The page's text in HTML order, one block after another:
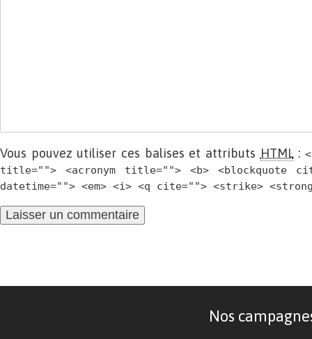
Vous pouvez utiliser ces balises et attributs HTML:
title=""> <acronym title=""> <b> <blockquote
datetime=""> <em> <i> <q cite=""> <strike>
Nos